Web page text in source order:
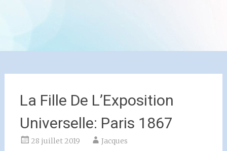
La Fille De L’Exposition
Universelle: Paris 1867
28 juillet 2019 Jacques